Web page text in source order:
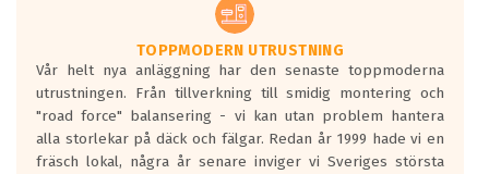
TOPPMODERN UTRUSTNING
Vår helt nya anläggning har den senaste toppmoderna
utrustningen. Från tillverkning till smidig montering och
"road force" balansering - vi kan utan problem hantera
alla storlekar på däck och fälgar. Redan år 1999 hade vi en
fräsch lokal, några år senare inviger vi Sveriges största